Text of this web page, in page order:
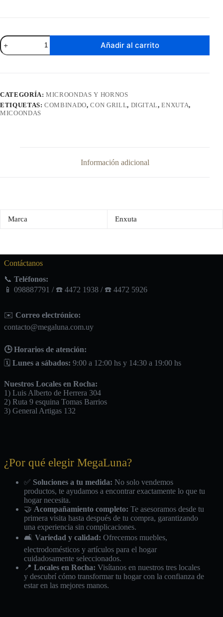
Microondas
Digital
con
Litos
Inoxidable
MOENX0330DGI
Añadir al carrito
CATEGORÍA:MICROONDAS Y HORNOS
ETIQUETAS:COMBINADO,CON GRILL, DIGITAL,ENXUTA,
MICOONDAS
Información adicional
Marca Enxuta
Contáctanos
📞 Teléfonos:
📱 098887791 / ☎️ 4472 1938 / ☎️ 4472 5926
✉️ Correo electrónico:
contacto@megaluna.com.uy
🕒 Horarios de atención:
🗓️ Lunes a sábados: 9:00 a 12:00 hs y 14:30 a 19:00 hs
Nuestros Locales en Rocha:
1) Luis Alberto de Herrera 304
2) Ruta 9 esquina Tomas Barrios
3) General Artigas 132
¿Por qué elegir MegaLuna?
✅ Soluciones a tu medida: No solo vendemos
productos, te ayudamos a encontrar exactamente lo que tu
hogar necesita.
🤝 Acompañamiento completo: Te asesoramos desde tu
primera visita hasta después de tu compra, garantizando
una experiencia sin complicaciones.
🛋️ Variedad y calidad: Ofrecemos muebles,
electrodomésticos y artículos para el hogar
cuidadosamente seleccionados.
📍 Locales en Rocha: Visítanos en nuestros tres locales
y descubrí cómo transformar tu hogar con la confianza de
estar en las mejores manos.